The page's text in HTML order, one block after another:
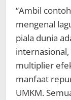
“Ambil
mengenal
piala dunia
multiplier
manfaat
UMKM.